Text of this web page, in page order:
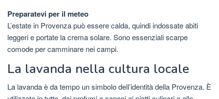
Preparatevi per il meteo
L’estate in Provenza può essere calda, quindi indossate abiti
leggeri e portate la crema solare. Sono essenziali scarpe
comode per camminare nei campi.
La lavanda nella cultura locale
La lavanda è da tempo un simbolo dell’identità della Provenza. È